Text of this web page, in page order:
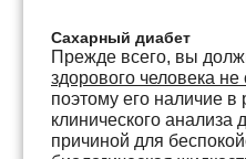
Сахарный диабет
Прежде всего, вы
здорового человека
поэтому его наличие в
клинического анализа
причиной для